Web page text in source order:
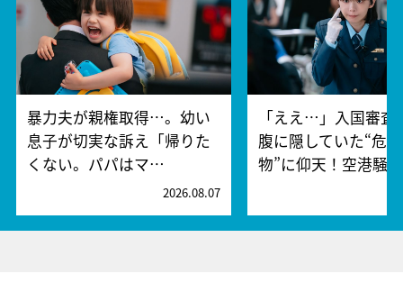
暴力夫が親権取得…。幼い
息子が切実な訴え「帰りた
くない。パパはマ…
2026.08.07
「ええ…」入国審査
腹に隠していた“危
物”に仰天！空港騒